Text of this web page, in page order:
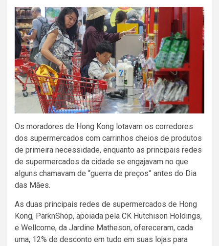
Os moradores de Hong Kong lotavam os corredores
dos supermercados com carrinhos cheios de produtos
de primeira necessidade, enquanto as principais redes
de supermercados da cidade se engajavam no que
alguns chamavam de “guerra de preços” antes do Dia
das Mães.
As duas principais redes de supermercados de Hong
Kong, ParknShop, apoiada pela CK Hutchison Holdings,
e Wellcome, da Jardine Matheson, ofereceram, cada
uma, 12% de desconto em tudo em suas lojas para